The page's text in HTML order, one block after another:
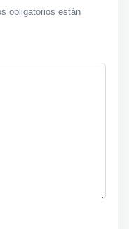
obligatorios están